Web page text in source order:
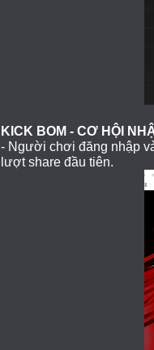
KICK BOM - CƠ HỘI
- Người chơi đăng nhập
lượt share đầu tiên.